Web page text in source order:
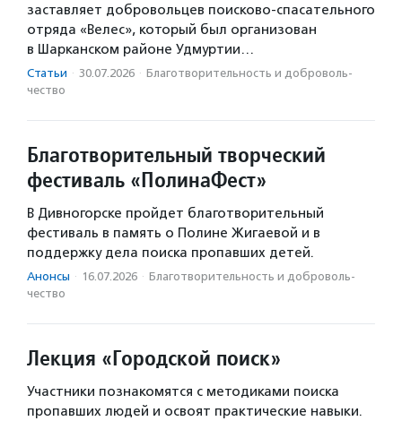
заставляет добровольцев поисково-спасательного
отряда «Велес», который был организован
в Шарканском районе Удмуртии…
Статьи · 30.07.2026 · Благотвори­тель­ность и доброволь­
чест­во
Благотворительный творческий
фестиваль «ПолинаФест»
В Дивногорске пройдет благотворительный
фестиваль в память о Полине Жигаевой и в
поддержку дела поиска пропавших детей.
Анонсы · 16.07.2026 · Благотвори­тель­ность и доброволь­
чест­во
Лекция «Городской поиск»
Участники познакомятся с методиками поиска
пропавших людей и освоят практические навыки.